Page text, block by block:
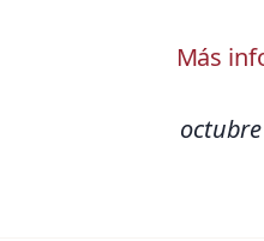
Más